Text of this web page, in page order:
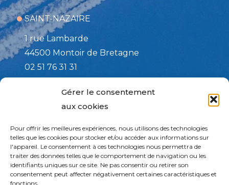
Gérer le consentement
aux cookies
Pour offrir les meilleures expériences, nous utilisons des technologies
telles que les cookies pour stocker et/ou accéder aux informations sur
l'appareil. Le consentement à ces technologies nous permettra de
traiter des données telles que le comportement de navigation ou les
identifiants uniques sur ce site. Ne pas consentir ou retirer son
consentement peut affecter négativement certaines caractéristiques et
fonctions.
SAINT-NAZAIRE
1 rue Lambarde
44500 Montoir de Bretagne
02 51 76 31 31
508 rue de la PAIX
82170 Grisolles
05 63 27 73 13
services@nexam.aero